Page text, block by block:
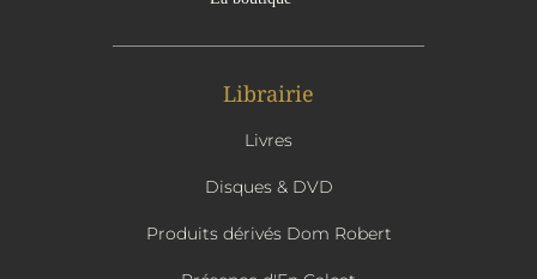
Librairie
Livres
Disques & DVD
Produits dérivés Dom Robert